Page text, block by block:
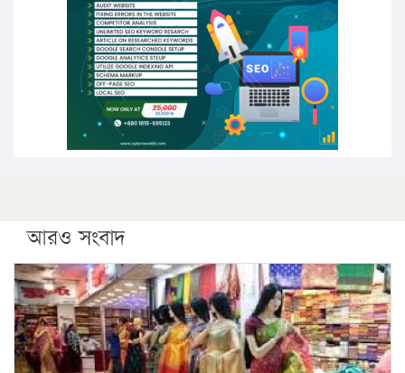
সারা দেশে বজ্রাঘাতে ১৪ জনের প্রাণহানি
কঠোর হচ্ছে এসএসসি ও এইচএসসি পরীক্ষা
ফরিদগঞ্জে আগুনে পুড়লো ৬ ব্যবসা প্রতিষ্ঠান
আরও সংবাদ